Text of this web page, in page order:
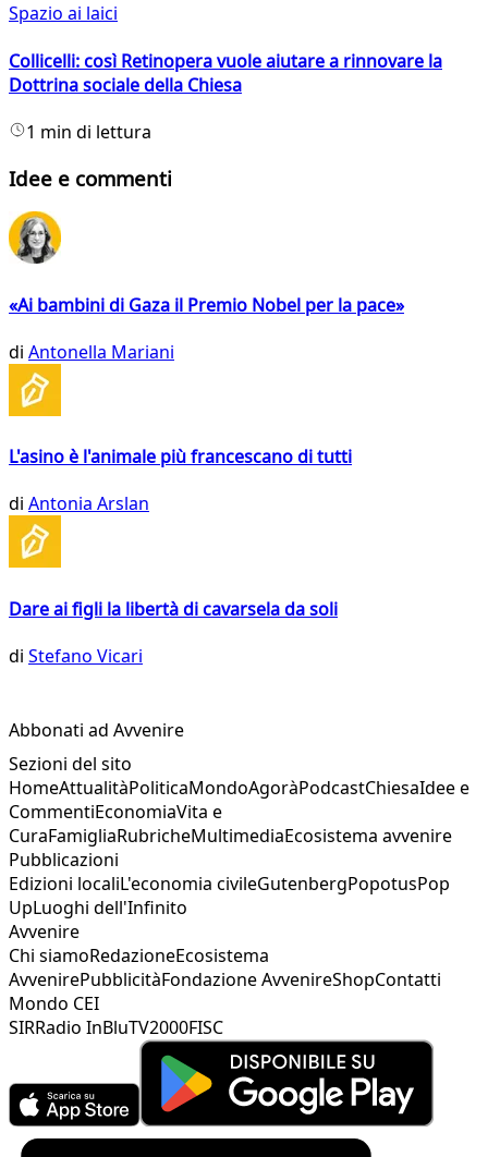
Spazio ai laici
Collicelli: così Retinopera vuole aiutare a rinnovare la
Dottrina sociale della Chiesa
1 min di lettura
Idee e commenti
«Ai bambini di Gaza il Premio Nobel per la pace»
di Antonella Mariani
L'asino è l'animale più francescano di tutti
di Antonia Arslan
Dare ai figli la libertà di cavarsela da soli
di Stefano Vicari
Abbonati ad Avvenire
Sezioni del sito
HomeAttualitàPoliticaMondoAgoràPodcastChiesaIdee e
CommentiEconomiaVita e
CuraFamigliaRubricheMultimediaEcosistema avvenire
Pubblicazioni
Edizioni localiL'economia civileGutenbergPopotusPop
UpLuoghi dell'Infinito
Avvenire
Chi siamoRedazioneEcosistema
AvvenirePubblicitàFondazione AvvenireShopContatti
Mondo CEI
SIRRadio InBluTV2000FISC